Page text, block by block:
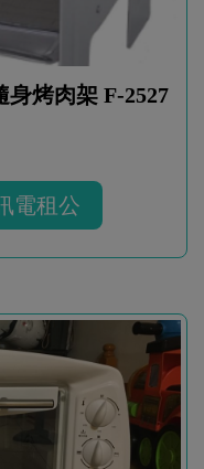
烤肉架 F-2527
電租公